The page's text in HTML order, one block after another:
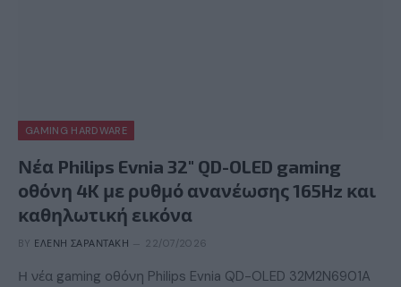
GAMING HARDWARE
Νέα Philips Evnia 32″ QD-OLED gaming
οθόνη 4K με ρυθμό ανανέωσης 165Hz και
καθηλωτική εικόνα
BY ΕΛΈΝΗ ΣΑΡΑΝΤΆΚΗ 22/07/2026
Η νέα gaming οθόνη Philips Evnia QD-OLED 32M2N6901A